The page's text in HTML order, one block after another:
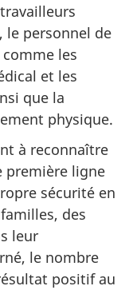
le personnel de
les
et les
que la
physique.
à reconnaître
première ligne
sécurité en
des
leur
le nombre
positif au